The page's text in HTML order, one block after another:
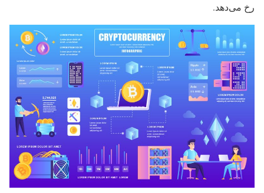
رخ می‌دهد.